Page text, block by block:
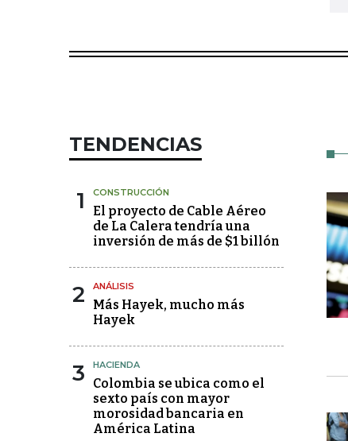
TENDENCIAS
1 CONSTRUCCIÓN
El proyecto de Cable Aéreo
de La Calera tendría una
inversión de más de $1 billón
2 ANÁLISIS
Más Hayek, mucho más
Hayek
3 HACIENDA
Colombia se ubica como el
sexto país con mayor
morosidad bancaria en
América Latina